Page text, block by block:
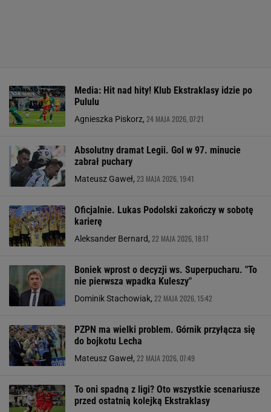
Media: Hit nad hity! Klub Ekstraklasy idzie po
Pululu
Agnieszka Piskorz, 24 MAJA 2026, 07:21
Absolutny dramat Legii. Gol w 97. minucie
zabrał puchary
Mateusz Gaweł, 23 MAJA 2026, 19:41
Oficjalnie. Lukas Podolski zakończy w sobotę
karierę
Aleksander Bernard, 22 MAJA 2026, 18:17
Boniek wprost o decyzji ws. Superpucharu. "To
nie pierwsza wpadka Kuleszy"
Dominik Stachowiak, 22 MAJA 2026, 15:42
PZPN ma wielki problem. Górnik przyłącza się
do bojkotu Lecha
Mateusz Gaweł, 22 MAJA 2026, 07:49
To oni spadną z ligi? Oto wszystkie scenariusze
przed ostatnią kolejką Ekstraklasy